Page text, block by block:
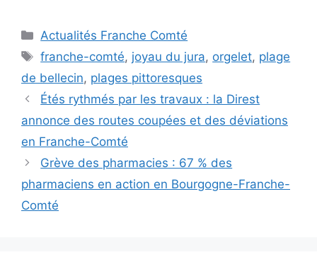
Catégories
Actualités Franche Comté
Étiquettes
franche-comté, joyau du jura, orgelet, plage
de bellecin, plages pittoresques
Étés rythmés par les travaux : la Direst
annonce des routes coupées et des déviations
en Franche-Comté
Grève des pharmacies : 67 % des
pharmaciens en action en Bourgogne-Franche-
Comté